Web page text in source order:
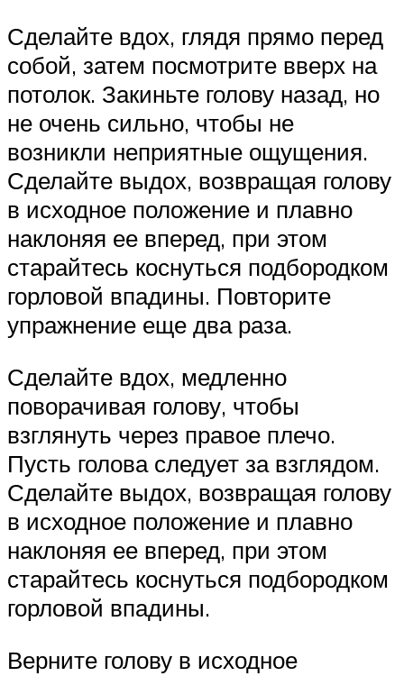
Сделайте вдох, глядя прямо перед
собой, затем посмотрите вверх на
потолок. Закиньте голову назад, но
не очень сильно, чтобы не
возникли неприятные ощущения.
Сделайте выдох, возвращая голову
в исходное положение и плавно
наклоняя ее вперед, при этом
старайтесь коснуться подбородком
горловой впадины. Повторите
упражнение еще два раза.
Сделайте вдох, медленно
поворачивая голову, чтобы
взглянуть через правое плечо.
Пусть голова следует за взглядом.
Сделайте выдох, возвращая голову
в исходное положение и плавно
наклоняя ее вперед, при этом
старайтесь коснуться подбородком
горловой впадины.
Верните голову в исходное